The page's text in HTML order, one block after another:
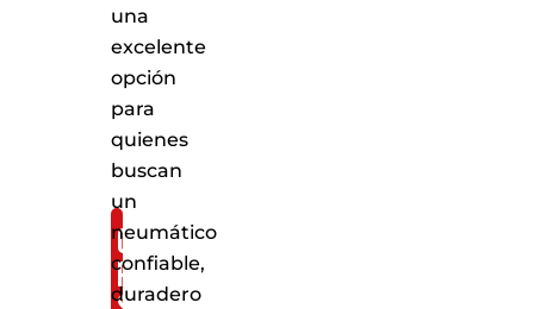
Consíguelo
por
una
excelente
opción
para
quienes
buscan
un
neumático
confiable,
duradero